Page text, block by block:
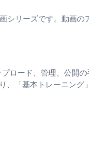
シリーズです。動画
ロード、管理、公開
、「基本トレーニング